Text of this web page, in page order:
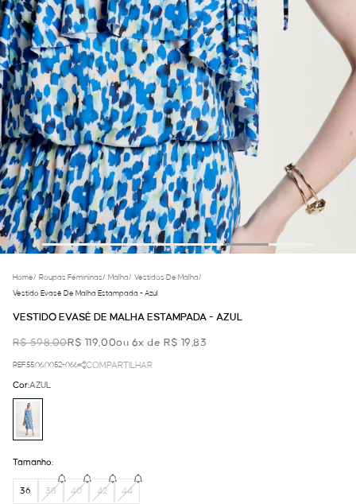
Home/ Roupas Femininas/ Malha/ Vestidos De Malha/
Vestido Evasê De Malha Estampada - Azul
VESTIDO EVASÊ DE MALHA ESTAMPADA - AZUL
R$ 598,00R$ 119,00ou 6x de R$ 19,83
REF.55.06.0052-066 COMPARTILHAR
Cor:AZUL
Tamanho:
36 38 40 42 44